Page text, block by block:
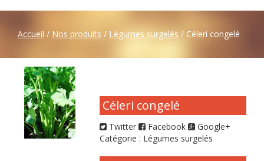
Accueil / Nos produits / Légumes surgelés / Céleri congelé
Céleri congelé
Twitter Facebook
Google+
Catégorie : Légumes surgelés